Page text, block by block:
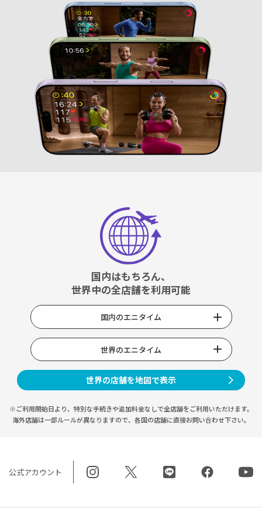
国内はもちろん、
世界中の全店舗を利用可能
国内のエニタイム
世界のエニタイム
世界の店舗を地図で表示
※ご利用開始日より、特別な手続きや追加料金なしで全店舗をご利用いただけます。
海外店舗は一部ルールが異なりますので、 各国の店舗に直接お問い合わせ下さい。
公式アカウント